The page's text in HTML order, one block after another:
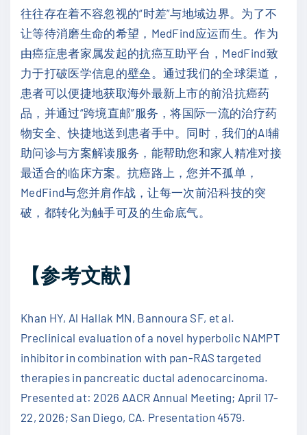
往往存在着不容忽视的“时差”与地域边界。为了不
让等待消磨生命的希望，MedFind应运而生。作为
由癌症患者家属发起的抗癌互助平台，MedFind致
力于打破医学信息的壁垒。通过我们的全球渠道，
患者可以便捷地获取海外最新上市的前沿抗癌药
品，并通过“跨境直邮”服务，将国际一流的治疗药
物安全、快捷地送到患者手中。同时，我们的AI辅
助问诊与方案解读服务，能帮助您和家人精准对接
最适合的临床方案。抗癌路上，您并不孤单，
MedFind与您并肩作战，让每一次前沿科技的突
破，都转化为触手可及的生命底气。
【参考文献】
Khan HY, Al Hallak MN, Bannoura SF, et al.
Preclinical evaluation of a novel hyperbolic NAMPT
inhibitor in combination with pan-RAS targeted
therapies in pancreatic ductal adenocarcinoma.
Presented at: 2026 AACR Annual Meeting; April 17-
22, 2026; San Diego, CA. Presentation 4579.